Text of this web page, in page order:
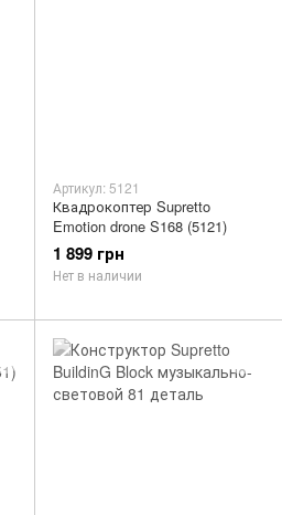
Артикул: 5121
Квадрокоптер Supretto
Emotion drone S168 (5121)
1 899 грн
Нет в наличии